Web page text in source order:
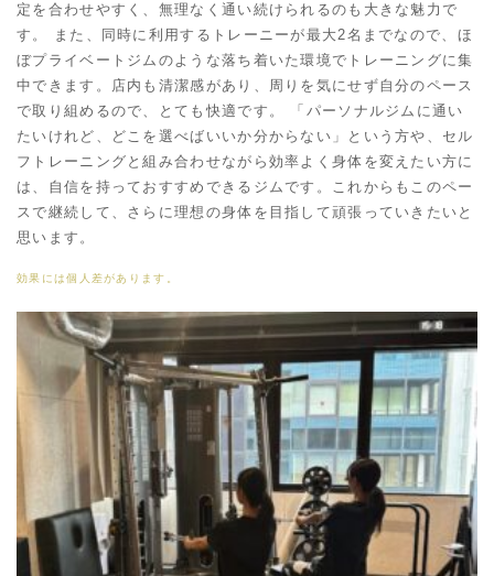
定を合わせやすく、無理なく通い続けられるのも大きな魅力で
す。 また、同時に利用するトレーニーが最大2名までなので、ほ
ぼプライベートジムのような落ち着いた環境でトレーニングに集
中できます。店内も清潔感があり、周りを気にせず自分のペース
で取り組めるので、とても快適です。 「パーソナルジムに通い
たいけれど、どこを選べばいいか分からない」という方や、セル
フトレーニングと組み合わせながら効率よく身体を変えたい方に
は、自信を持っておすすめできるジムです。これからもこのペー
スで継続して、さらに理想の身体を目指して頑張っていきたいと
思います。
効果には個人差があります。